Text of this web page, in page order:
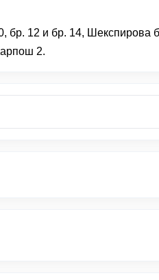
бр. 12 и бр. 14,
2.